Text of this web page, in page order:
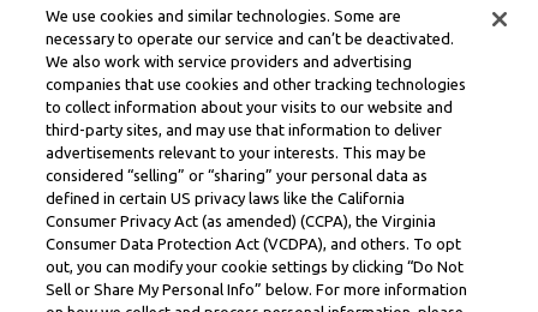
ンの検
証
サービス
Symbolab, a Learneo, Inc. business
© Learneo, Inc. 2024
We use cookies and similar technologies. Some are
necessary to operate our service and can’t be deactivated.
We also work with service providers and advertising
companies that use cookies and other tracking technologies
to collect information about your visits to our website and
third-party sites, and may use that information to deliver
advertisements relevant to your interests. This may be
considered “selling” or “sharing” your personal data as
defined in certain US privacy laws like the California
Consumer Privacy Act (as amended) (CCPA), the Virginia
Consumer Data Protection Act (VCDPA), and others. To opt
out, you can modify your cookie settings by clicking “Do Not
Sell or Share My Personal Info” below. For more information